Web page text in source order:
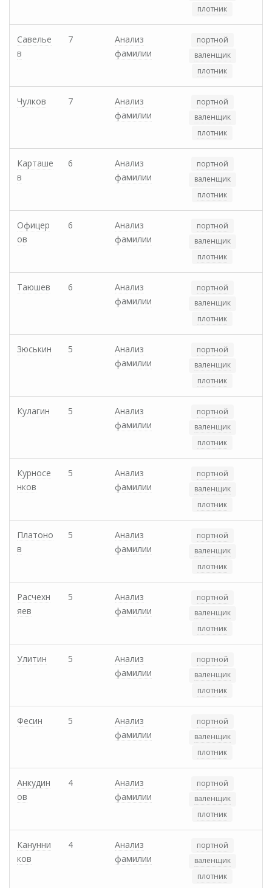
плотник
Савелье
в
7
Анализ
фамилии
портной
валенщик
плотник
Чулков 7
Анализ
фамилии
портной
валенщик
плотник
Карташе
в
6
Анализ
фамилии
портной
валенщик
плотник
Офицер
ов
6
Анализ
фамилии
портной
валенщик
плотник
Таюшев 6
Анализ
фамилии
портной
валенщик
плотник
Зюськин 5
Анализ
фамилии
портной
валенщик
плотник
Кулагин 5
Анализ
фамилии
портной
валенщик
плотник
Курносе
нков
5
Анализ
фамилии
портной
валенщик
плотник
Платоно
в
5
Анализ
фамилии
портной
валенщик
плотник
Расчехн
яев
5
Анализ
фамилии
портной
валенщик
плотник
Улитин 5
Анализ
фамилии
портной
валенщик
плотник
Фесин 5
Анализ
фамилии
портной
валенщик
плотник
Анкудин
ов
4
Анализ
фамилии
портной
валенщик
плотник
Канунни
ков
4
Анализ
фамилии
портной
валенщик
плотник